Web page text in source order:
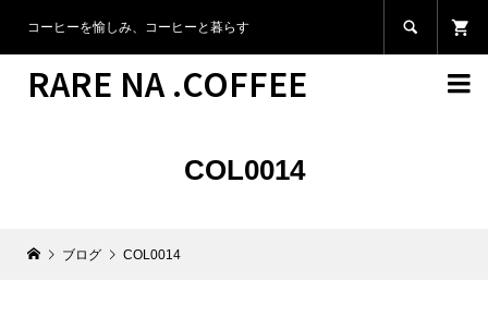
コーヒーを愉しみ、コーヒーと暮らす 
RARE NA .COFFEE 
COL0014
ブログ COL0014